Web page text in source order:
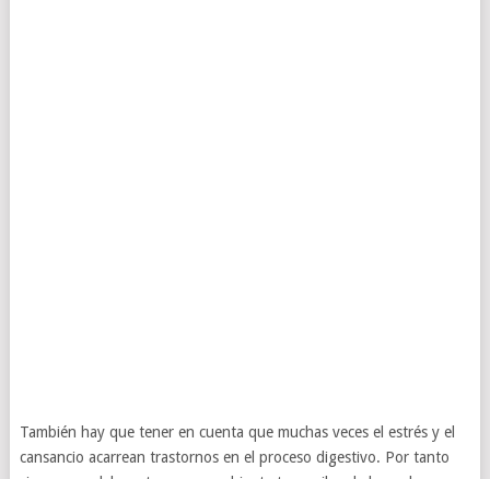
También hay que tener en cuenta que muchas veces el estrés y el
cansancio acarrean trastornos en el proceso digestivo. Por tanto